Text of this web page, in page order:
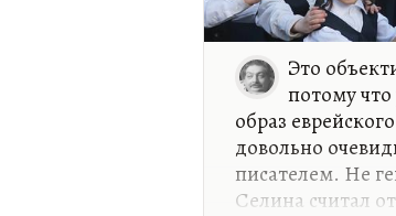
Это
потому что
образ
довольно
писателем. Не
Селина считал